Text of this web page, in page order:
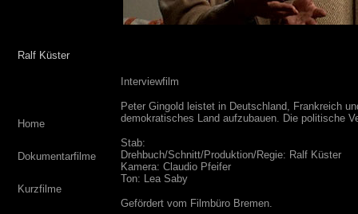
Ralf Küster
Home
Dokumentarfilme
Kurzfilme
Interviewfilm
Peter Gingold leistet in Deutschland, Frankreich
demokratisches Land aufzubauen. Die politische
Stab:
Drehbuch/Schnitt/Produktion/Regie: Ralf Küster
Kamera: Claudio Pfeifer
Ton: Lea Saby
Gefördert vom Filmbüro Bremen.